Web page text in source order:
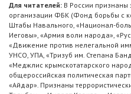
Для читателей: В России признаны
организации ФБК (Фонд борьбы с
Штабы Навального, «Национал-
Иеговы», «Армия воли народа»,
«Движение против нелегальной
УНСО, УПА, «Тризуб им. Степана
«Меджлис крымскотатарского
общероссийская политическая
«Айдар». Признаны